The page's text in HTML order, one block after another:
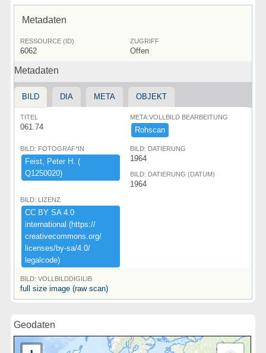
Metadaten
RESSOURCE (ID)
6062
ZUGRIFF
Offen
Metadaten
BILD DIA META OBJEKT
TITEL
061.74
META:VOLLBILD BEARBEITUNG
Rohscan
BILD: FOTOGRAF*IN
Feist,​ ​Peter ​H.​ ​(​
Q1250020)​
BILD: DATIERUNG
1964
BILD: DATIERUNG (DATUM)
1964
BILD: LIZENZ
CC ​BY ​SA ​4.​0 ​
international ​(​https:​/​/​
creativecommons.​org/​
licenses/​by-​sa/​4.​0/​
legalcode)​
BILD: VOLLBILDDIGILIB
full size image (raw scan)
Geodaten